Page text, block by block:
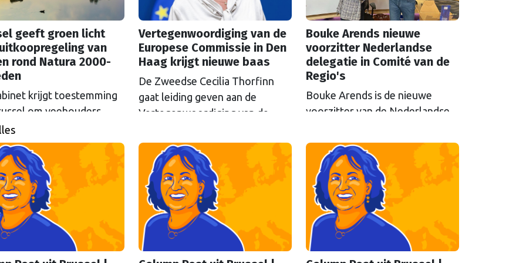
geeft groen licht
van
rond Natura 2000-
krijgt toestemming
om veehouders
Natura 2000-gebieden
De Europese
gaat akkoord met
van 715
euro.
Vertegenwoordiging van de
Europese Commissie in Den
Haag krijgt nieuwe baas
De Zweedse Cecilia Thorfinn
gaat leiding geven aan de
Vertegenwoordiging van de
Haag.
Bouke Arends nieuwe
voorzitter Nederlandse
delegatie in Comité van de
Regio's
Bouke Arends is de nieuwe
voorzitter van de Nederlandse
Comité van de Regio’s. De
huidige burgemeester van
Gemeente Westland volgt
Commissaris van de
Koning Arthur van Dijk (Noord-
Holland) op, die de
voorzittersrol sinds januari 2024
vervulde. Volgens Arends zijn de